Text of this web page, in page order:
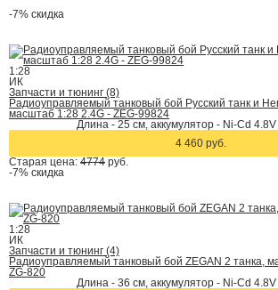
-7% скидка
1:28
ИК
Запчасти и тюнинг (8)
Радиоуправляемый танковый бой Русский танк и
масштаб 1:28 2.4G - ZEG-99824
Длина - 25 см, аккумулятор - Ni-Cd
4 460 руб.
Старая цена: 4774 руб.
-7% скидка
1:28
ИК
Запчасти и тюнинг (4)
Радиоуправляемый танковый бой ZEGAN 2 танка,
ZG-820
Длина - 36 см, аккумулятор - Ni-Cd